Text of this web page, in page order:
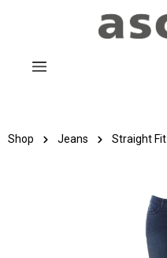
Zum Hauptinhalt springen
Shop Jeans Straight Fit